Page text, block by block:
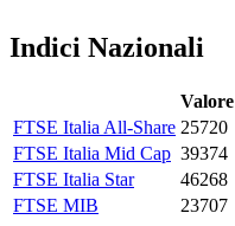
Indici Nazionali
Valore
FTSE Italia All-Share 25720
FTSE Italia Mid Cap 39374
FTSE Italia Star
46268
FTSE MIB
23707